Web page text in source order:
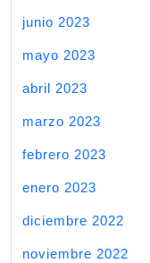
junio 2023
mayo 2023
abril 2023
marzo 2023
febrero 2023
enero 2023
diciembre 2022
noviembre 2022